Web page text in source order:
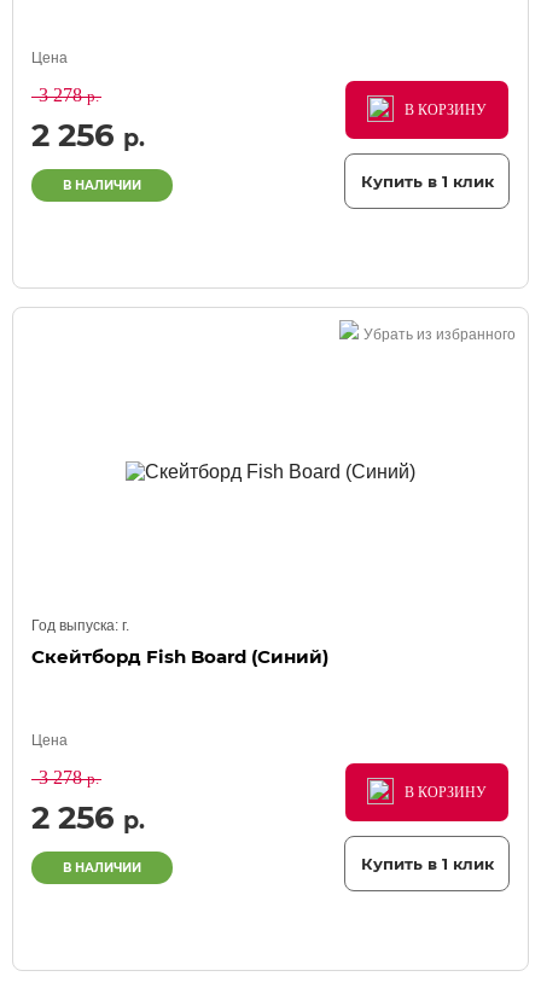
Цена
3 278р.
2 256 р.
В НАЛИЧИИ
В КОРЗИНУ
В КОРЗИНУ
В КОРЗИНУ
Купить в 1 клик
Убрать из избранного
Год выпуска: г.
Скейтборд Fish Board (Синий)
Цена
3 278р.
2 256 р.
В НАЛИЧИИ
В КОРЗИНУ
В КОРЗИНУ
В КОРЗИНУ
Купить в 1 клик